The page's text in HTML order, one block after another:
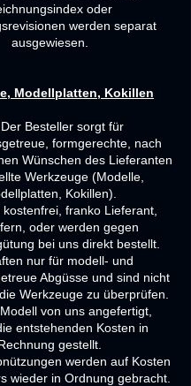
oder
werden separat
ausgewiesen.
Modellplatten, Kokillen
Besteller sorgt für
formgerechte, nach
Wünschen des Lieferanten
Werkzeuge (Modelle,
Kokillen).
kostenfrei, franko Lieferant,
oder werden gegen
bei uns direkt bestellt.
nur für modell- und
Abgüsse und sind nicht
Werkzeuge zu überprüfen.
von uns angefertigt,
entstehenden Kosten in
gestellt.
werden auf Kosten
wieder in Ordnung gebracht.